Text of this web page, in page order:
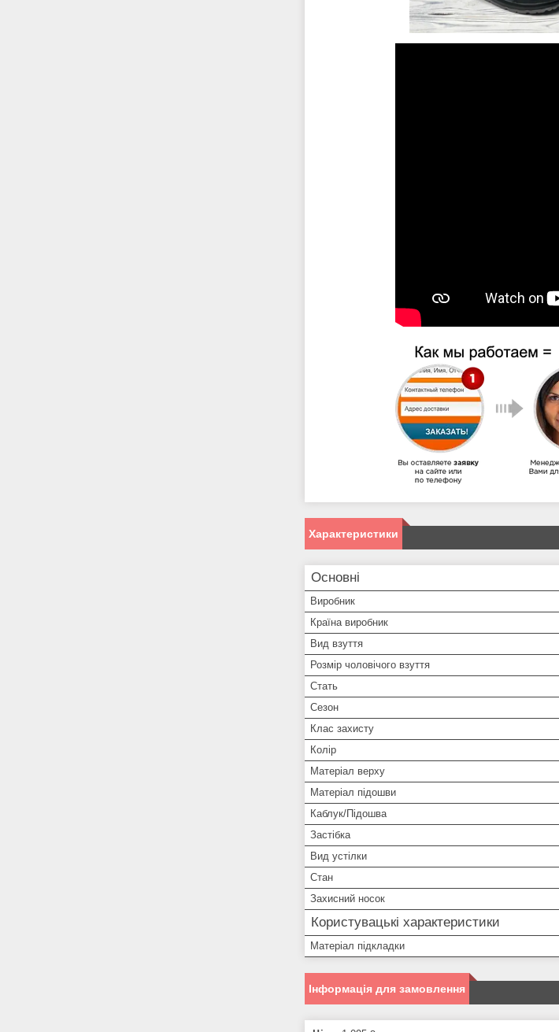
Характеристики
Основні
Виробник
Країна виробник
Вид взуття
Розмір чоловічого взуття
Стать
Сезон
Клас захисту
Колір
Матеріал верху
Матеріал підошви
Каблук/Підошва
Застібка
Вид устілки
Стан
Захисний носок
Користувацькі характеристики
Матеріал підкладки
Інформація для замовлення